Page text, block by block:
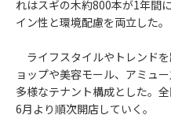
れはスギの木約800本が1年間
イン性と環境配慮を両立した。
ライフスタイルやトレンド
ョップや美容モール、アミュ
多様なテナント構成とした。
6月より順次開店していく。